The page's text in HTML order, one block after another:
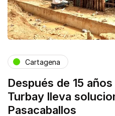
Cartagena
Después de 15
Turbay lleva
Pasacaballos